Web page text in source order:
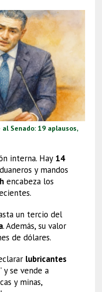
Senado: 19 aplausos,
interna. Hay 14
y mandos
encabeza los
un tercio del
. Además, su valor
de dólares.
lubricantes
y se vende a
y minas,